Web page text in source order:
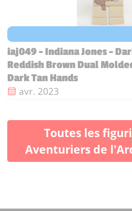
iaj049 - Indiana Jones -
Reddish Brown Dual
Dark Tan Hands
Date de sortie :
avr. 2023
Toutes les
Aventuriers de